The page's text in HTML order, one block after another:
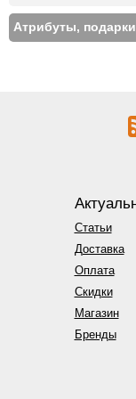
Атрибуты, подарки
Статьи
Доставка
Оплата
Скидки
Магазин
Бренды